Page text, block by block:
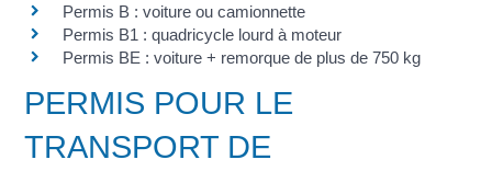
Permis B : voiture ou camionnette
Permis B1 : quadricycle lourd à moteur
Permis BE : voiture + remorque de plus de 750 kg
PERMIS POUR LE
TRANSPORT DE